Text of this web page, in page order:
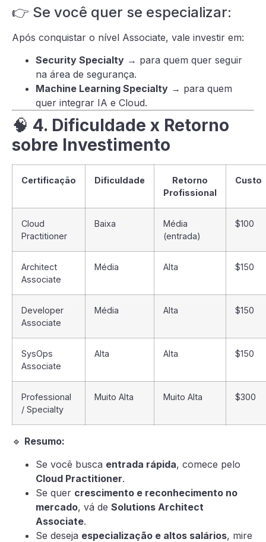
👉 Se você quer se especializar:
Após conquistar o nível Associate, vale investir em:
Security Specialty → para quem quer seguir
na área de segurança.
Machine Learning Specialty → para quem
quer integrar IA e Cloud.
🧠 4. Dificuldade x Retorno
sobre Investimento
Certificação Dificuldade
Retorno
Profissional
Custo
Cloud
Practitioner
Baixa
Média
(entrada)
$100
Architect
Associate
Média Alta $150
Developer
Associate
Média Alta $150
SysOps
Associate
Alta Alta $150
Professional
/ Specialty
Muito Alta Muito Alta $300
🔹 Resumo:
Se você busca entrada rápida, comece pelo
Cloud Practitioner.
Se quer crescimento e reconhecimento no
mercado, vá de Solutions Architect
Associate.
Se deseja especialização e altos salários, mire